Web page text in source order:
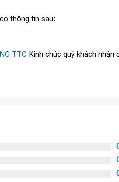
thông tin sau:
TTC Kính chúc quý khách